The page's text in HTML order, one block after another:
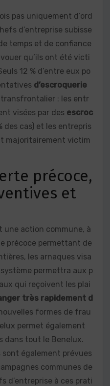
pas uniquement d’ord
d’entreprise subisse
temps et de confiance
qu’ils ont été victi
12 % d’entre eux po
d’escroquerie
: les entr
visées par des escroc
des cas) et les entrepris
majoritairement victim
précoce,
et
une action commune, à
précoce permettant de
les arnaques visa
permettra aux p
qui reçoivent les plai
très rapidement d
formes de frau
permet également
dans tout le Benelux.
sont également prévues
communes de
d’entreprise à ces prati